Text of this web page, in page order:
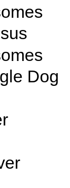
Dog